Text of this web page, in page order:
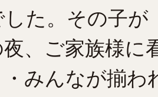
した。その子が
夜、ご家族様
みんなが揃わ